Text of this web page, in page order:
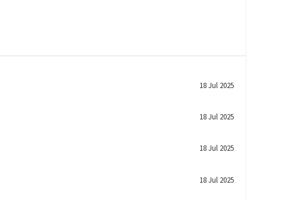
18 Jul 2025
18 Jul 2025
18 Jul 2025
18 Jul 2025